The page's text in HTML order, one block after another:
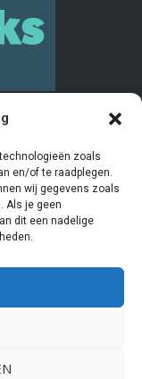
zoals
en/of te raadplegen.
wij gegevens zoals
Als je geen
dit een nadelige
en opsturen van
gegevens worden
van Kiboe-hoeve
De bestuursleden
in deze
willen zijn worden uw
met u
aan derden.